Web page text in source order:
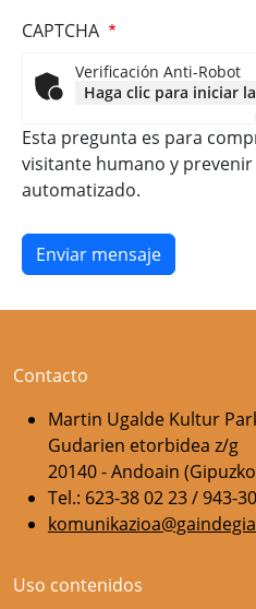
CAPTCHA
Verificación Anti-Robot
Haga clic para iniciar
Esta pregunta es para
visitante humano y
automatizado.
Contacto
Martin Ugalde Kultur
Gudarien etorbidea z/g
20140 - Andoain
Tel.: 623-38 02 23 / 943-
Uso contenidos